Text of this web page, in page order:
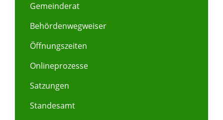
Gemeinderat
Behördenwegweiser
Öffnungszeiten
Onlineprozesse
Satzungen
Standesamt